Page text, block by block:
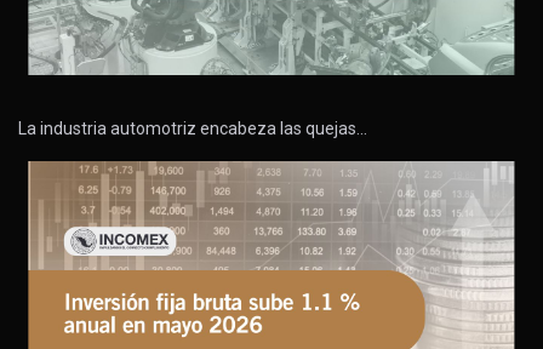
La industria automotriz encabeza las quejas…